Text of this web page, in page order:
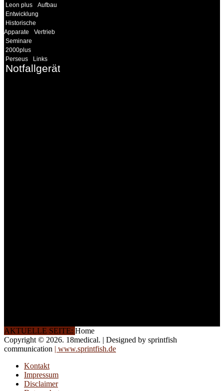
Leon plus
Aufbau
Entwicklung
Historische
Apparate
Vertrieb
Seminare
2000plus
Perseus
Links
Notfallgeräte
AKTUELLE SEITE: Home
Copyright © 2026. 18medical. | Designed by sprintfish
communication | www.sprintfish.de
Kontakt
Impressum
Disclaimer